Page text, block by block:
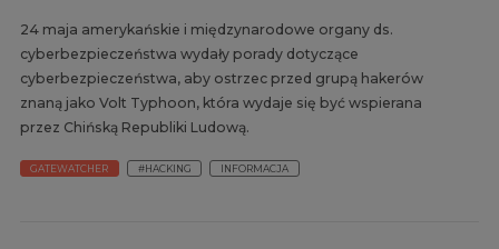
24 maja amerykańskie i międzynarodowe organy ds.
cyberbezpieczeństwa wydały porady dotyczące
cyberbezpieczeństwa, aby ostrzec przed grupą hakerów
znaną jako Volt Typhoon, która wydaje się być wspierana
przez Chińską Republiki Ludową.
GATEWATCHER #HACKING INFORMACJA